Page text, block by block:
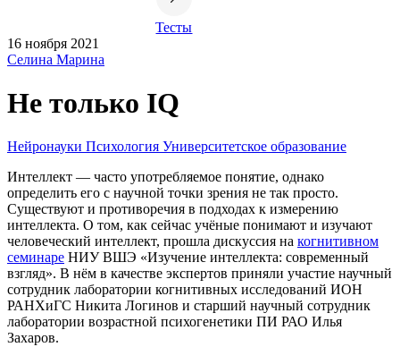
Тесты
16 ноября 2021
Селина Марина
Не только IQ
Нейронауки Психология Университетское образование
Интеллект — часто употребляемое понятие, однако
определить его с научной точки зрения не так просто.
Существуют и противоречия в подходах к измерению
интеллекта. О том, как сейчас учёные понимают и изучают
человеческий интеллект, прошла дискуссия на когнитивном
семинаре НИУ ВШЭ «Изучение интеллекта: современный
взгляд». В нём в качестве экспертов приняли участие научный
сотрудник лаборатории когнитивных исследований ИОН
РАНХиГС Никита Логинов и старший научный сотрудник
лаборатории возрастной психогенетики ПИ РАО Илья
Захаров.